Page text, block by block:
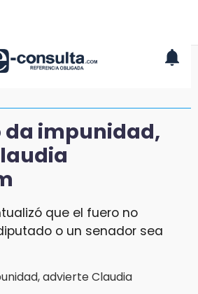
da impunidad,
que el fuero no
o un senador sea